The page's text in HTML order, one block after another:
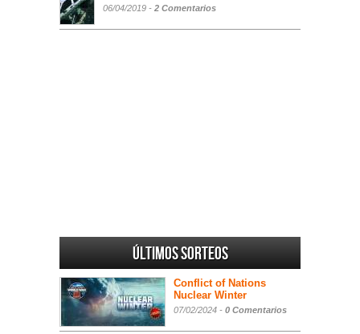
06/04/2019 - 2 Comentarios
Últimos sorteos
Conflict of Nations
Nuclear Winter
07/02/2024 - 0 Comentarios